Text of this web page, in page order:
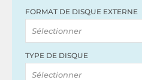
FORMAT DE DISQUE EXTERNE
Sélectionner
TYPE DE DISQUE
Sélectionner